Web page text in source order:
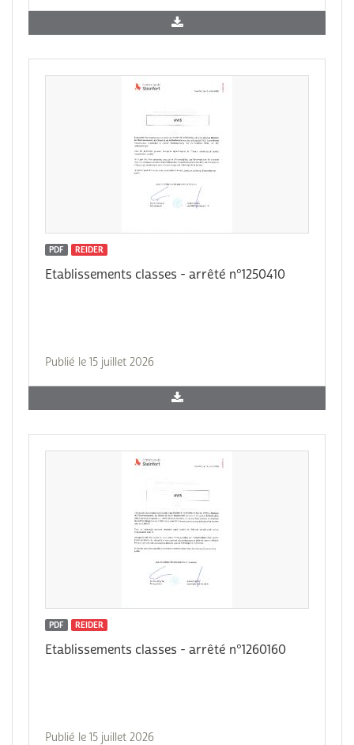
PDF REIDER
Etablissements classes - arrêté n°1250410
Publié le 15 juillet 2026
PDF REIDER
Etablissements classes - arrêté n°1260160
Publié le 15 juillet 2026